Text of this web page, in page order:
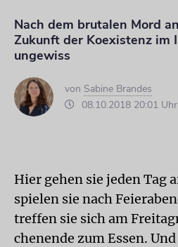
Nach dem brutalen Mord
Zukunft der Koexistenz im
ungewiss
von Sabine Brandes
08.10.2018 20:01 Uhr
Hier gehen sie jeden Tag
spielen sie nach
treffen sie sich am
chenende zum Essen.